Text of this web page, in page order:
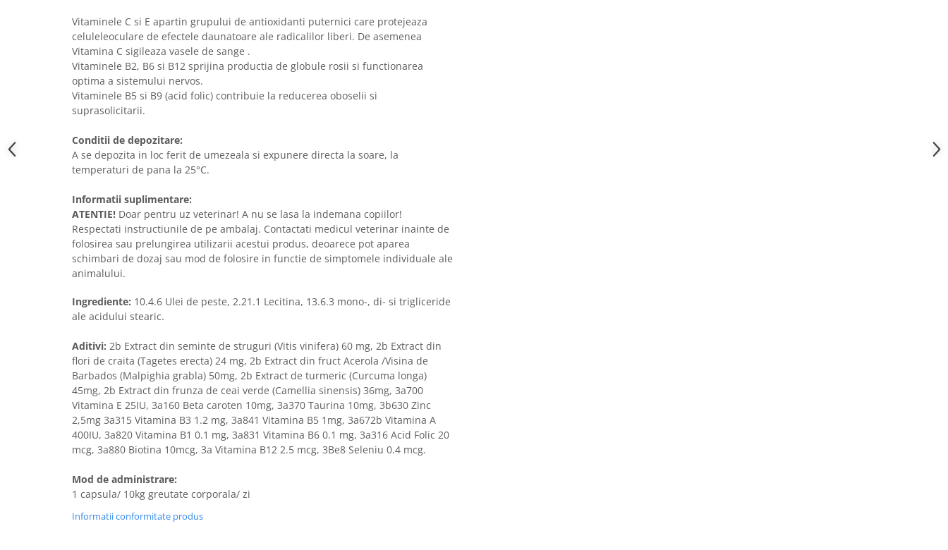
Vitaminele C si E apartin grupului de antioxidanti puternici care protejeaza
celuleleoculare de efectele daunatoare ale radicalilor liberi. De asemenea
Vitamina C sigileaza vasele de sange .
Vitaminele B2, B6 si B12 sprijina productia de globule rosii si functionarea
optima a sistemului nervos.
Vitaminele B5 si B9 (acid folic) contribuie la reducerea oboselii si
suprasolicitarii.
Conditii de depozitare:
A se depozita in loc ferit de umezeala si expunere directa la soare, la
temperaturi de pana la 25°C.
Informatii suplimentare:
ATENTIE! Doar pentru uz veterinar! A nu se lasa la indemana copiilor!
Respectati instructiunile de pe ambalaj. Contactati medicul veterinar inainte de
folosirea sau prelungirea utilizarii acestui produs, deoarece pot aparea
schimbari de dozaj sau mod de folosire in functie de simptomele individuale ale
animalului.
Ingrediente: 10.4.6 Ulei de peste, 2.21.1 Lecitina, 13.6.3 mono-, di- si trigliceride
ale acidului stearic.
Aditivi: 2b Extract din seminte de struguri (Vitis vinifera) 60 mg, 2b Extract din
flori de craita (Tagetes erecta) 24 mg, 2b Extract din fruct Acerola /Visina de
Barbados (Malpighia grabla) 50mg, 2b Extract de turmeric (Curcuma longa)
45mg, 2b Extract din frunza de ceai verde (Camellia sinensis) 36mg, 3a700
Vitamina E 25IU, 3a160 Beta caroten 10mg, 3a370 Taurina 10mg, 3b630 Zinc
2,5mg 3a315 Vitamina B3 1.2 mg, 3a841 Vitamina B5 1mg, 3a672b Vitamina A
400IU, 3a820 Vitamina B1 0.1 mg, 3a831 Vitamina B6 0.1 mg, 3a316 Acid Folic 20
mcg, 3a880 Biotina 10mcg, 3a Vitamina B12 2.5 mcg, 3Be8 Seleniu 0.4 mcg.
Mod de administrare:
1 capsula/ 10kg greutate corporala/ zi
Informatii conformitate produs